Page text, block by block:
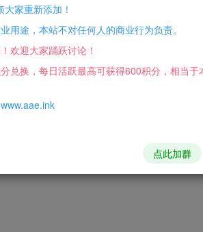
友也可以自己动手
家重新添加！
用途，本站不对任何人的商业行为负责。
欢迎大家踊跃讨论！
兑换，每日活跃最高可获得600积分，相当于
点此加群